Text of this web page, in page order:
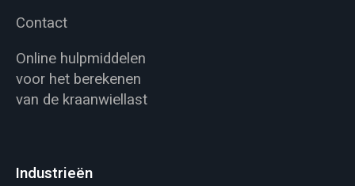
Contact
Online hulpmiddelen
voor het berekenen
van de kraanwiellast
Industrieën